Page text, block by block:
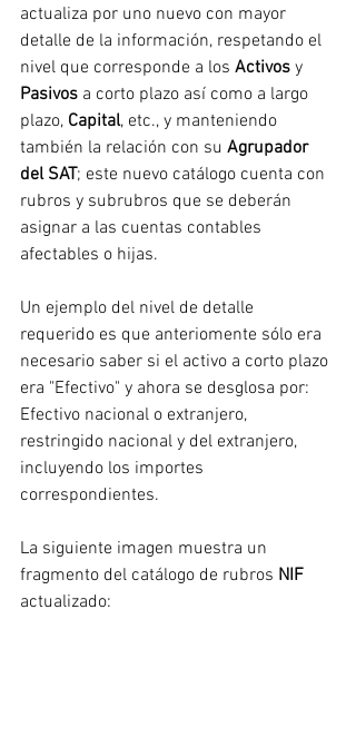
actualiza por uno nuevo con mayor
detalle de la información, respetando el
nivel que corresponde a los Activos y
Pasivos a corto plazo así como a largo
plazo, Capital, etc., y manteniendo
también la relación con su Agrupador
del SAT; este nuevo catálogo cuenta con
rubros y subrubros que se deberán
asignar a las cuentas contables
afectables o hijas.
Un ejemplo del nivel de detalle
requerido es que anteriomente sólo era
necesario saber si el activo a corto plazo
era "Efectivo" y ahora se desglosa por:
Efectivo nacional o extranjero,
restringido nacional y del extranjero,
incluyendo los importes
correspondientes.
La siguiente imagen muestra un
fragmento del catálogo de rubros NIF
actualizado: